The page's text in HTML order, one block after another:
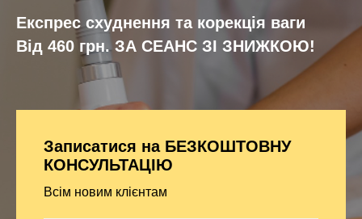
Експрес схуднення та корекція ваги
Від 460 грн. ЗА СЕАНС ​​ЗІ ЗНИЖКОЮ!
Записатися на БЕЗКОШТОВНУ
КОНСУЛЬТАЦІЮ
Всім новим клієнтам